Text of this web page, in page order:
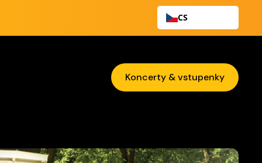
CS
Koncerty & vstupenky